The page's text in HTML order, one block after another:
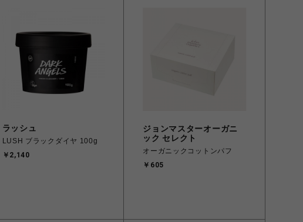
ラッシュ
LUSH ブラックダイヤ 100g
￥2,140
ジョンマスターオーガニ
ック セレクト
オーガニックコットンパフ
￥605